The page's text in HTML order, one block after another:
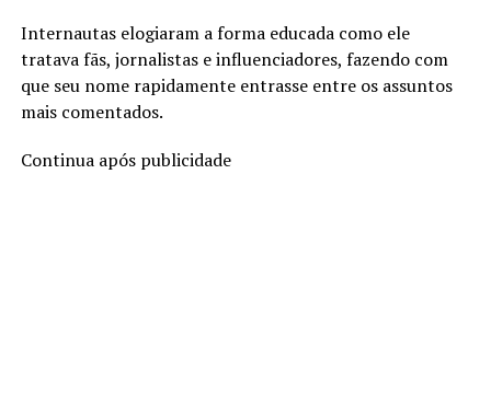
Internautas elogiaram a forma educada como ele
tratava fãs, jornalistas e influenciadores, fazendo com
que seu nome rapidamente entrasse entre os assuntos
mais comentados.
Continua após publicidade